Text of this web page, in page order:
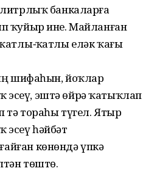
банкаларға
ҡуйыр ине. Майланған
-ҡатлы еләк ҡағы
шифаһын, йоҡлар
эштә өйрә ҡатыҡлап
тә тораһы түгел. Ятыр
һәйбәт
көнөндә үпкә
төштө.